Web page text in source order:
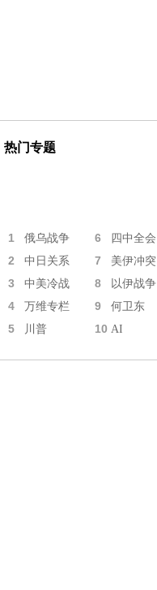
热门专题
1 俄乌战争 6 四中全会
2 中日关系 7 美伊冲突
3 中美冷战 8 以伊战争
4 万维专栏 9 何卫东
5 川普 10 AI